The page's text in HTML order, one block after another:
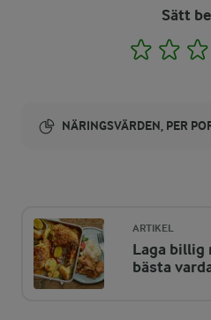
Sätt
1 2
NÄRINGSVÄRDEN, PER
ENERGIDISTRIBUTION %
NÄRINGSVÄRDEN PER
ARTIKEL
Laga billig
bästa